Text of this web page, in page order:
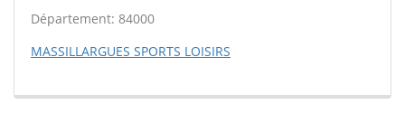
Département: 84000
MASSILLARGUES SPORTS LOISIRS